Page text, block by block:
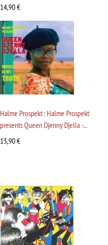
14,90€
Halme Prospekt : Halme Prospekt
presents Queen Djenny Djella -...
13,90€